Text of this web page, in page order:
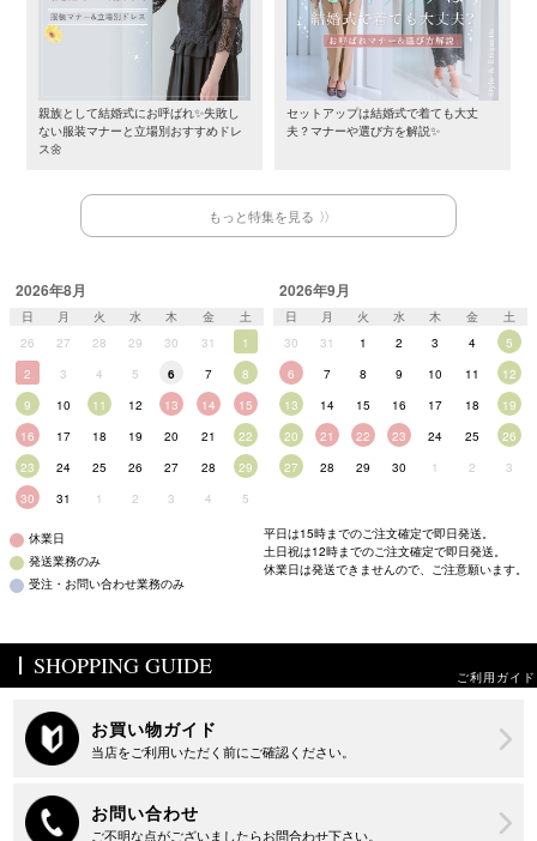
親族として結婚式にお呼ばれ✨失敗し
ない服装マナーと立場別おすすめドレ
ス🌼
セットアップは結婚式で着ても大丈
夫？マナーや選び方を解説✨
もっと特集を見る
2026年8月
日 月 火 水 木 金
土
26
27 28 29 30 31
1
2
3 4 5 6 7
8
9
10 11 12 13 14
15
16
17 18 19 20 21
22
23
24 25 26 27 28
29
30
31 1 2 3 4 5
2026年9月
日 月 火 水 木 金
土
30
31 1 2 3 4
5
6
7 8 9 10 11
12
13
14 15 16 17 18
19
20
21 22 23 24 25
26
27
28 29 30 1 2 3
休業日
発送業務のみ
受注・お問い合わせ業務のみ
平日は15時までのご注文確定で即日発送。
土日祝は12時までのご注文確定で即日発送。
休業日は発送できませんので、ご注意願います。
SHOPPING GUIDE ご利用ガイド